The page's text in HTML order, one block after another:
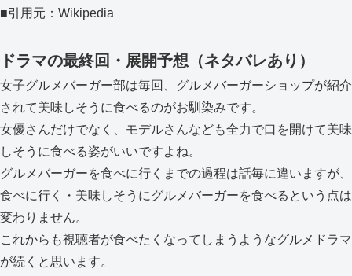
■引用元：Wikipedia
ドラマの最終回・展開予想（ネタバレあり）
女子グルメバーガー部は毎回、グルメバーガーショップが紹介
されて美味しそうに食べるのがお馴染みです。
女優さんだけでなく、モデルさんなども全力で口を開けて美味
しそうに食べる姿がいいですよね。
グルメバーガーを食べに行くまでの過程は話毎に違いますが、
食べに行く・美味しそうにグルメバーガーを食べるという点は
変わりません。
これからも視聴者が食べたくなってしまうようなグルメドラマ
が続くと思います。